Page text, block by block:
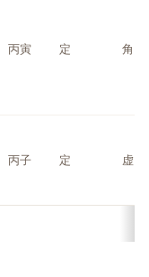
丙寅 定 角
丙子 定 虚